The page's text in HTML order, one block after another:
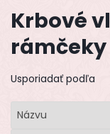
Krbové
rámčeky
Usporiadať podľa
Názvu